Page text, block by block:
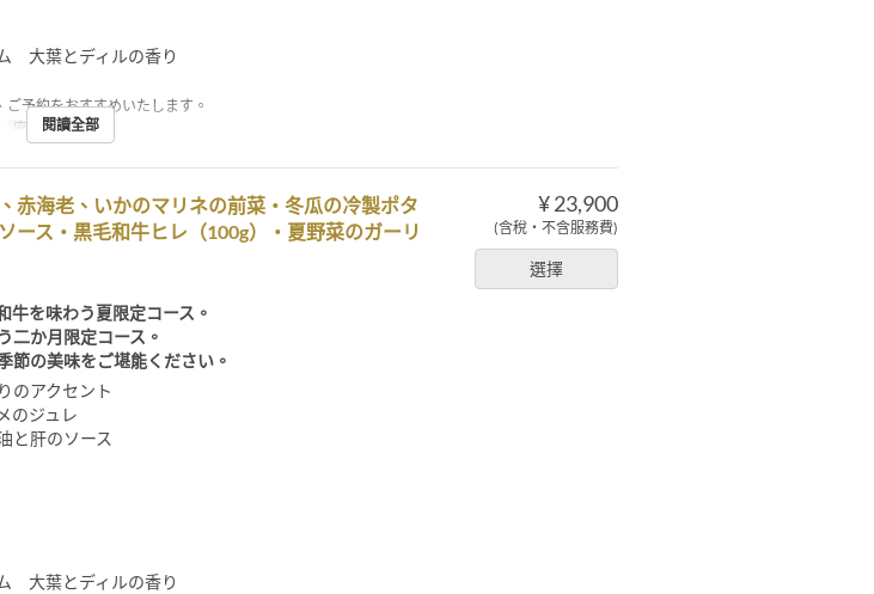
大葉とディルの香り
予約をおすすめいたします。
座位類別 餐厅
閱讀全部
¥ 23,900
(含稅・不含服務費)
選擇
赤海老、いかのマリネの前菜・冬瓜の冷製ポタ
ース・黒毛和牛ヒレ（100g）・夏野菜のガーリ
牛を味わう夏限定コース。
二か月限定コース。
節の美味をご堪能ください。
のアクセント
のジュレ
と肝のソース
大葉とディルの香り